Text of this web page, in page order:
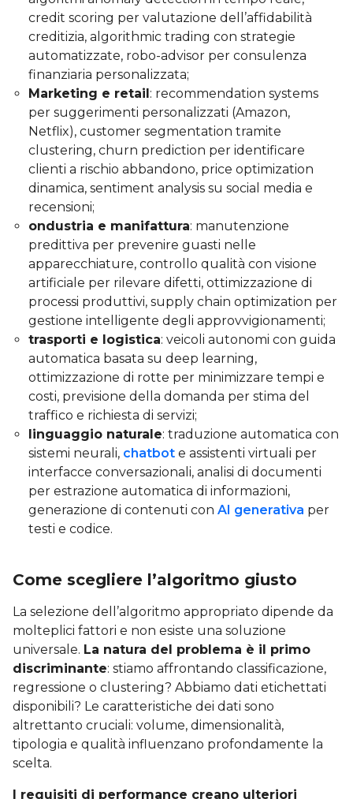
credit scoring per valutazione dell’affidabilità
creditizia, algorithmic trading con strategie
automatizzate, robo-advisor per consulenza
finanziaria personalizzata;
Marketing e retail: recommendation systems
per suggerimenti personalizzati (Amazon,
Netflix), customer segmentation tramite
clustering, churn prediction per identificare
clienti a rischio abbandono, price optimization
dinamica, sentiment analysis su social media e
recensioni;
ondustria e manifattura: manutenzione
predittiva per prevenire guasti nelle
apparecchiature, controllo qualità con visione
artificiale per rilevare difetti, ottimizzazione di
processi produttivi, supply chain optimization per
gestione intelligente degli approvvigionamenti;
trasporti e logistica: veicoli autonomi con guida
automatica basata su deep learning,
ottimizzazione di rotte per minimizzare tempi e
costi, previsione della domanda per stima del
traffico e richiesta di servizi;
linguaggio naturale: traduzione automatica con
sistemi neurali, chatbot e assistenti virtuali per
interfacce conversazionali, analisi di documenti
per estrazione automatica di informazioni,
generazione di contenuti con AI generativa per
testi e codice.
Come scegliere l’algoritmo giusto
La selezione dell’algoritmo appropriato dipende da
molteplici fattori e non esiste una soluzione
universale. La natura del problema è il primo
discriminante: stiamo affrontando classificazione,
regressione o clustering? Abbiamo dati etichettati
disponibili? Le caratteristiche dei dati sono
altrettanto cruciali: volume, dimensionalità,
tipologia e qualità influenzano profondamente la
scelta.
I requisiti di performance creano ulteriori